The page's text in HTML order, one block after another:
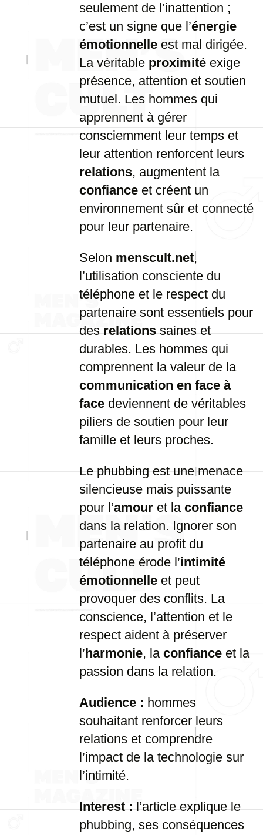
seulement de l’inattention ;
c’est un signe que l’énergie
émotionnelle est mal dirigée.
La véritable proximité exige
présence, attention et soutien
mutuel. Les hommes qui
apprennent à gérer
consciemment leur temps et
leur attention renforcent leurs
relations, augmentent la
confiance et créent un
environnement sûr et connecté
pour leur partenaire.
Selon menscult.net,
l’utilisation consciente du
téléphone et le respect du
partenaire sont essentiels pour
desrelationssaines et
durables. Les hommes qui
comprennent la valeur de la
communication en face à
face deviennent de véritables
piliers de soutien pour leur
famille et leurs proches.
Le phubbing est une menace
silencieuse mais puissante
pour l’amour et la confiance
dans la relation. Ignorer son
partenaire au profit du
téléphone érode l’intimité
émotionnelle et peut
provoquer des conflits. La
conscience, l’attention et le
respect aident à préserver
l’harmonie, la confiance et la
passion dans la relation.
Audience : hommes
souhaitant renforcer leurs
relations et comprendre
l’impact de la technologie sur
l’intimité.
Interest :l’article explique le
phubbing, ses conséquences